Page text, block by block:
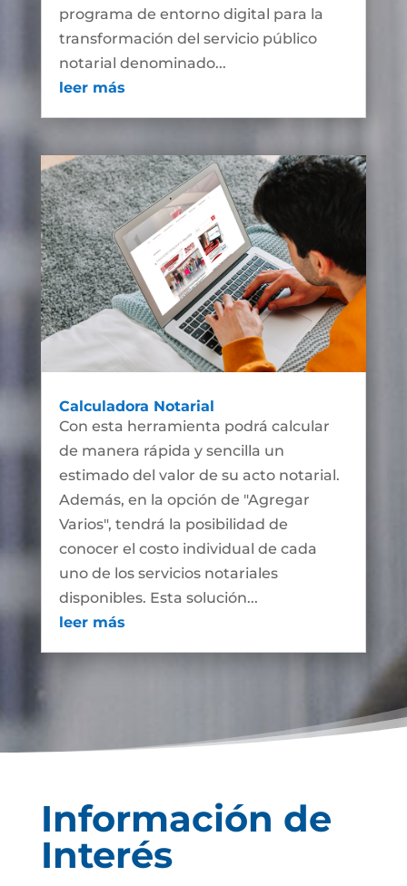
programa de entorno digital para la
transformación del servicio público
notarial denominado...
leer más
Calculadora Notarial
Con esta herramienta podrá calcular
de manera rápida y sencilla un
estimado del valor de su acto notarial.
Además, en la opción de "Agregar
Varios", tendrá la posibilidad de
conocer el costo individual de cada
uno de los servicios notariales
disponibles. Esta solución...
leer más
Información de
Interés